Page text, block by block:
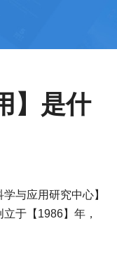
】是什
与应用研究中心】
于【1986】年，